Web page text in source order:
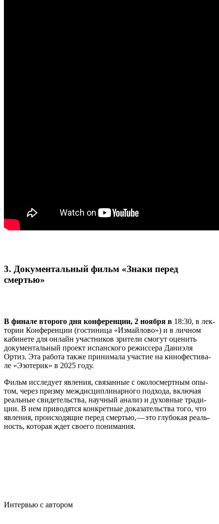
3. Документальный фильм «Знаки перед
смертью»
В фина­ле вто­ро­го дня кон­фе­рен­ции, 2 нояб­ря в 18:30, в лек­
то­рии Кон­фе­рен­ции (гости­ни­ца «Измай­ло­во») и в лич­ном
каби­не­те для онлайн участ­ни­ков зри­те­ли смо­гут оце­нить
доку­мен­таль­ный про­ект испан­ско­го режис­се­ра Дани­э­ля
Ортиз. Эта рабо­та так­же при­ни­ма­ла уча­стие на кино­фе­сти­ва­
ле «Эзо­те­рик» в 2025 году.
Фильм иссле­ду­ет явле­ния, свя­зан­ные с око­лосмерт­ным опы­
том, через приз­му меж­дис­ци­пли­нар­но­го под­хо­да, вклю­чая
реаль­ные сви­де­тель­ства, науч­ный ана­лиз и духов­ные тра­ди­
ции. В нем при­во­дят­ся кон­крет­ные дока­за­тель­ства того, что
явле­ния, про­ис­хо­дя­щие перед смер­тью, — это глу­бо­кая реаль­
ность, кото­рая ждет сво­е­го понимания.
Интер­вью с автором